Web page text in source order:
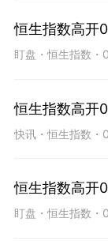
恒生指数高开
盯盘 ・恒生指数 ・
恒生指数高开
快讯・恒生指数 ・
恒生指数高开
盯盘 ・恒生指数 ・